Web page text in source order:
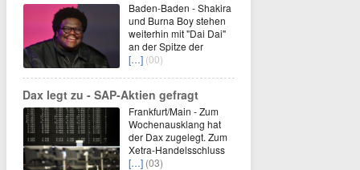
Baden-Baden - Shakira
und Burna Boy stehen
weiterhin mit "Dai Dai"
an der Spitze der
[…] (00)
Dax legt zu - SAP-Aktien gefragt
Frankfurt/Main - Zum
Wochenausklang hat
der Dax zugelegt. Zum
Xetra-Handelsschluss
[…] (03)